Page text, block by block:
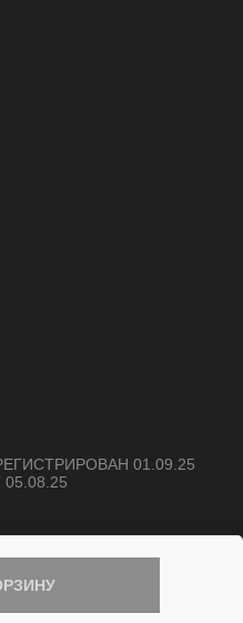
01.09.25
TILDA